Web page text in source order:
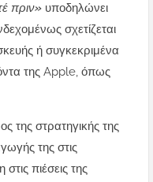
πριν» υποδηλώνει
σχετίζεται
ή συγκεκριμένα
της Apple, όπως
της στρατηγικής της
της στις
πιέσεις της